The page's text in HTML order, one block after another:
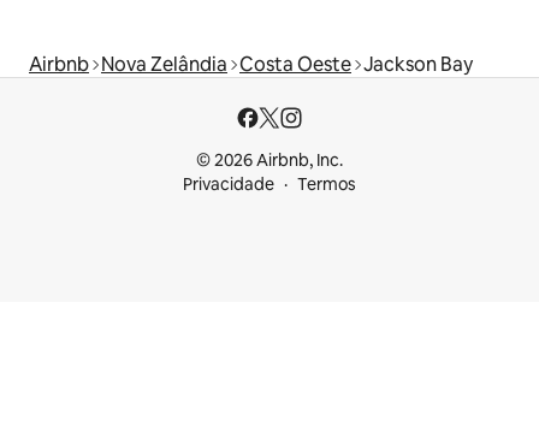
Airbnb Nova Zelândia Costa Oeste Jackson Bay
© 2026 Airbnb, Inc.
Privacidade
Termos